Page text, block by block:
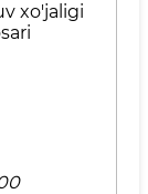
xo'jaligi